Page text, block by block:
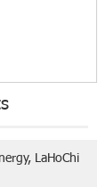
LaHoChi